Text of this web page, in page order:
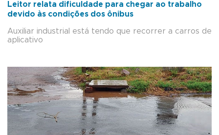
Leitor relata dificuldade para chegar ao trabalho
devido às condições dos ônibus
Auxiliar industrial está tendo que recorrer a carros de
aplicativo